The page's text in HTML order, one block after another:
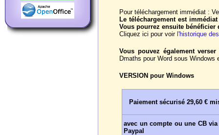
Pour téléchargement immédiat :
Le téléchargement est
Vous pourrez ensuite bénéficier
Cliquez ici pour voir l'historique
Vous pouvez également
Dmaths pour Word sous
VERSION pour Windows
Paiement sécurisé 29,60 €
avec un compte ou une CB via
Paypal